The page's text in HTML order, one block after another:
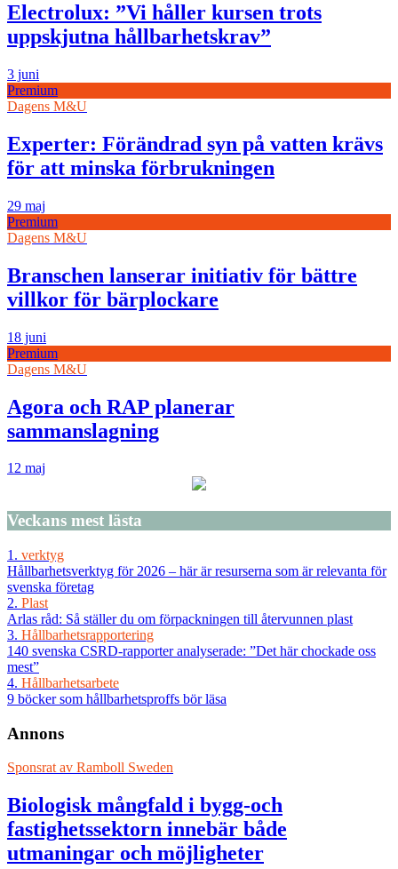
Electrolux: ”Vi håller kursen trots
uppskjutna hållbarhetskrav”
3 juni
Premium
Dagens M&U
Experter: Förändrad syn på vatten krävs
för att minska förbrukningen
29 maj
Premium
Dagens M&U
Branschen lanserar initiativ för bättre
villkor för bärplockare
18 juni
Premium
Dagens M&U
Agora och RAP planerar
sammanslagning
12 maj
Veckans mest lästa
1. verktyg
Hållbarhetsverktyg för 2026 – här är resurserna som är relevanta för
svenska företag
2. Plast
Arlas råd: Så ställer du om förpackningen till återvunnen plast
3. Hållbarhetsrapportering
140 svenska CSRD-rapporter analyserade: ”Det här chockade oss
mest”
4. Hållbarhetsarbete
9 böcker som hållbarhetsproffs bör läsa
Annons
Sponsrat av Ramboll Sweden
Biologisk mångfald i bygg-och
fastighetssektorn innebär både
utmaningar och möjligheter